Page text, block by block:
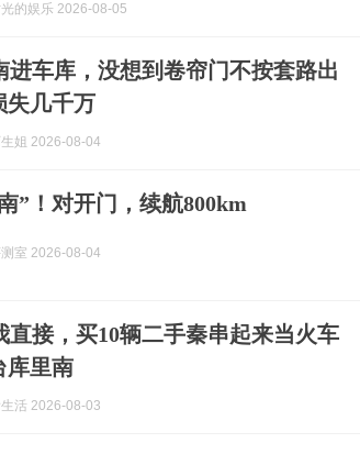
的娱乐 2026-08-05
进车库，没想到卷帘门不按套路出
失几千万
生姐 2026-08-04
”！对开门，续航800km
室 2026-08-04
直接，买10辆二手秦串起来当火车
库里南
生活 2026-08-03